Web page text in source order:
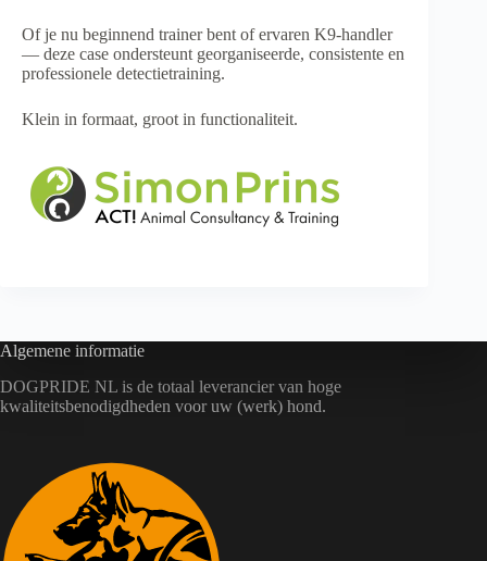
Of je nu beginnend trainer bent of ervaren K9-handler
— deze case ondersteunt georganiseerde, consistente en
professionele detectietraining.
Klein in formaat, groot in functionaliteit.
Algemene informatie
DOGPRIDE NL is de totaal leverancier van hoge
kwaliteitsbenodigdheden voor uw (werk) hond.